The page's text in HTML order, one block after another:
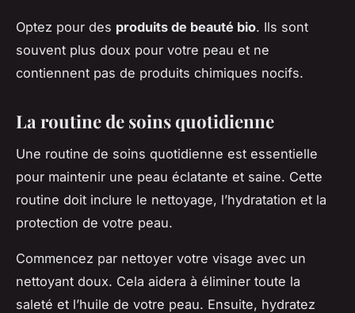
Optez pour des produits de beauté bio. Ils sont
souvent plus doux pour votre peau et ne
contiennent pas de produits chimiques nocifs.
La routine de soins quotidienne
Une routine de soins quotidienne est essentielle
pour maintenir une peau éclatante et saine. Cette
routine doit inclure le nettoyage, l’hydratation et la
protection de votre peau.
Commencez par nettoyer votre visage avec un
nettoyant doux. Cela aidera à éliminer toute la
saleté et l’huile de votre peau. Ensuite, hydratez